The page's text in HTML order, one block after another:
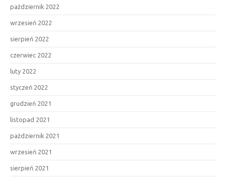
październik 2022
wrzesień 2022
sierpień 2022
czerwiec 2022
luty 2022
styczeń 2022
grudzień 2021
listopad 2021
październik 2021
wrzesień 2021
sierpień 2021